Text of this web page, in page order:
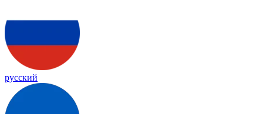
русский